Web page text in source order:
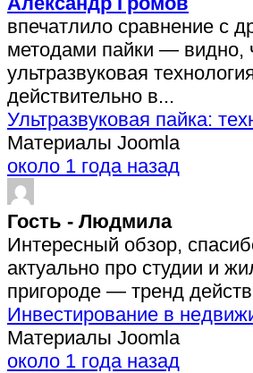
впечатлило сравнение с
методами пайки — видно,
ультразвуковая
действительно в...
Ультразвуковая пайка:
Материалы Joomla
около 1 года назад
Гость - Людмила
Интересный обзор,
актуально про студии и
пригороде — тренд
Инвестирование в
Материалы Joomla
около 1 года назад